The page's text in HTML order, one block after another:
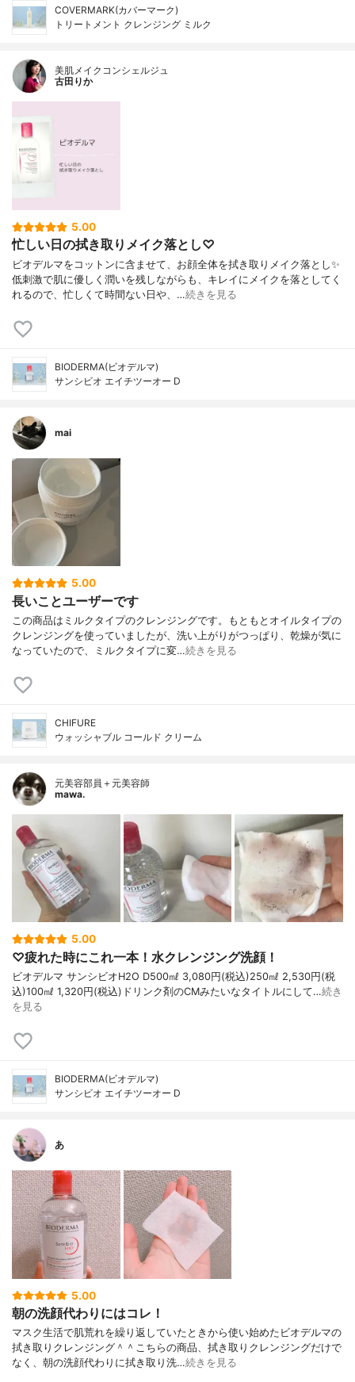
COVERMARK(カバーマーク)
トリートメント クレンジング ミルク
美肌メイクコンシェルジュ
古田りか
5.00
忙しい日の拭き取りメイク落とし♡
ビオデルマをコットンに含ませて、お顔全体を拭き取りメイク落とし✨
低刺激で肌に優しく潤いを残しながらも、キレイにメイクを落としてく
れるので、忙しくて時間ない日や、…続きを見る
BIODERMA(ビオデルマ)
サンシビオ エイチツーオー D
mai
5.00
長いことユーザーです
この商品はミルクタイプのクレンジングです。もともとオイルタイプの
クレンジングを使っていましたが、洗い上がりがつっぱり、乾燥が気に
なっていたので、ミルクタイプに変…続きを見る
CHIFURE
ウォッシャブル コールド クリーム
元美容部員＋元美容師
mawa.
5.00
♡疲れた時にこれ一本！水クレンジング洗顔！
ビオデルマ サンシビオH2O D500㎖ 3,080円(税込)250㎖ 2,530円(税
込)100㎖ 1,320円(税込)ドリンク剤のCMみたいなタイトルにして…続き
を見る
BIODERMA(ビオデルマ)
サンシビオ エイチツーオー D
あ
5.00
朝の洗顔代わりにはコレ！
マスク生活で肌荒れを繰り返していたときから使い始めたビオデルマの
拭き取りクレンジング＾＾こちらの商品、拭き取りクレンジングだけで
なく、朝の洗顔代わりに拭き取り洗…続きを見る